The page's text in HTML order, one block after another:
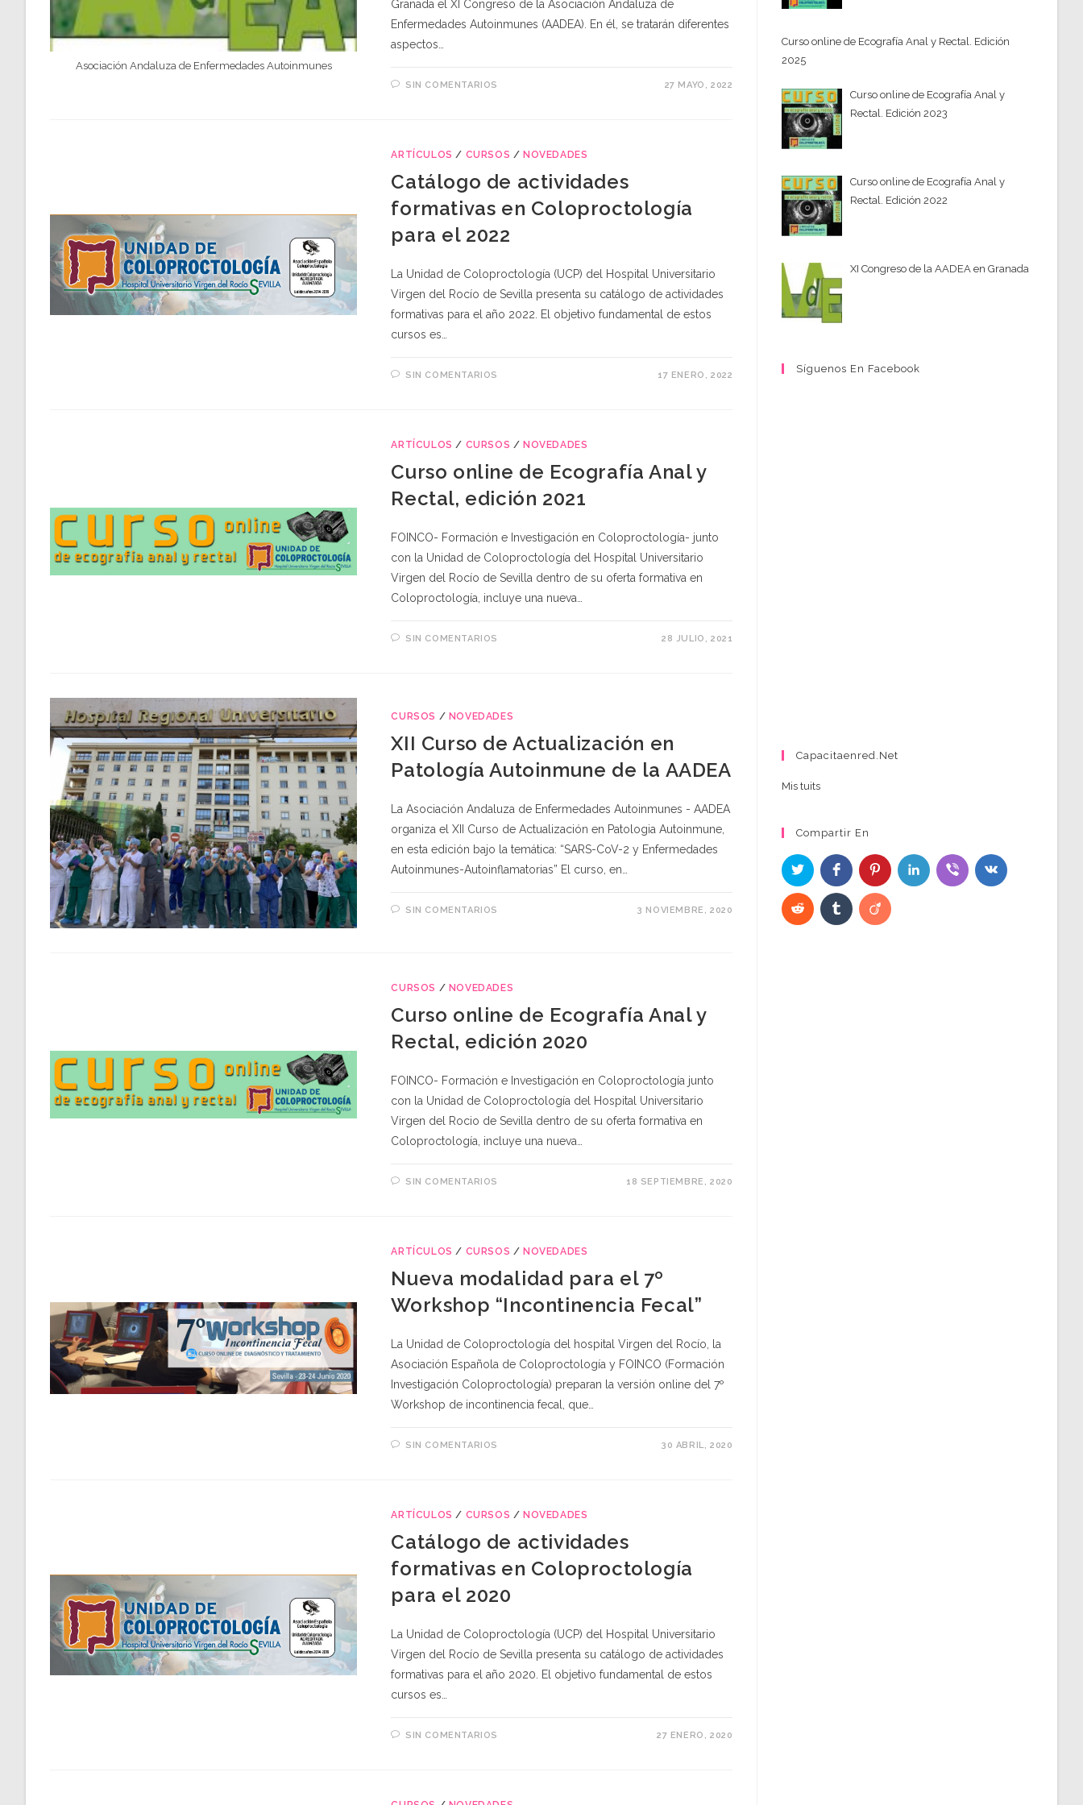
Asociación Andaluza de Enfermedades Autoinmunes
Granada el XI Congreso de la Asociación Andaluza de
Enfermedades Autoinmunes (AADEA). En él, se tratarán diferentes
aspectos…
SIN COMENTARIOS 27 MAYO, 2022
ARTÍCULOS / CURSOS / NOVEDADES
Catálogo de actividades
formativas en Coloproctología
para el 2022
La Unidad de Coloproctología (UCP) del Hospital Universitario
Virgen del Rocío de Sevilla presenta su catálogo de actividades
formativas para el año 2022. El objetivo fundamental de estos
cursos es…
SIN COMENTARIOS 17 ENERO, 2022
ARTÍCULOS / CURSOS / NOVEDADES
Curso online de Ecografía Anal y
Rectal, edición 2021
FOINCO- Formación e Investigación en Coloproctología- junto
con la Unidad de Coloproctología del Hospital Universitario
Virgen del Rocío de Sevilla dentro de su oferta formativa en
Coloproctología, incluye una nueva…
SIN COMENTARIOS 28 JULIO, 2021
CURSOS / NOVEDADES
XII Curso de Actualización en
Patología Autoinmune de la AADEA
La Asociación Andaluza de Enfermedades Autoinmunes - AADEA
organiza el XII Curso de Actualización en Patologia Autoinmune,
en esta edición bajo la temática: “SARS-CoV-2 y Enfermedades
Autoinmunes-Autoinflamatorias” El curso, en…
SIN COMENTARIOS 3 NOVIEMBRE, 2020
CURSOS / NOVEDADES
Curso online de Ecografía Anal y
Rectal, edición 2020
FOINCO- Formación e Investigación en Coloproctología junto
con la Unidad de Coloproctología del Hospital Universitario
Virgen del Rocio de Sevilla dentro de su oferta formativa en
Coloproctología, incluye una nueva…
SIN COMENTARIOS 18 SEPTIEMBRE, 2020
ARTÍCULOS / CURSOS / NOVEDADES
Nueva modalidad para el 7º
Workshop “Incontinencia Fecal”
La Unidad de Coloproctología del hospital Virgen del Rocío, la
Asociación Española de Coloproctología y FOINCO (Formación
Investigación Coloproctología) preparan la versión online del 7º
Workshop de incontinencia fecal, que…
SIN COMENTARIOS 30 ABRIL, 2020
ARTÍCULOS / CURSOS / NOVEDADES
Catálogo de actividades
formativas en Coloproctología
para el 2020
La Unidad de Coloproctología (UCP) del Hospital Universitario
Virgen del Rocío de Sevilla presenta su catálogo de actividades
formativas para el año 2020. El objetivo fundamental de estos
cursos es…
SIN COMENTARIOS 27 ENERO, 2020
Curso online de Ecografía Anal y Rectal. Edición
2025
Curso online de Ecografía Anal y
Rectal. Edición 2023
Curso online de Ecografía Anal y
Rectal. Edición 2022
XI Congreso de la AADEA en Granada
Síguenos En Facebook
Capacitaenred.net
Mis tuits
Compartir En